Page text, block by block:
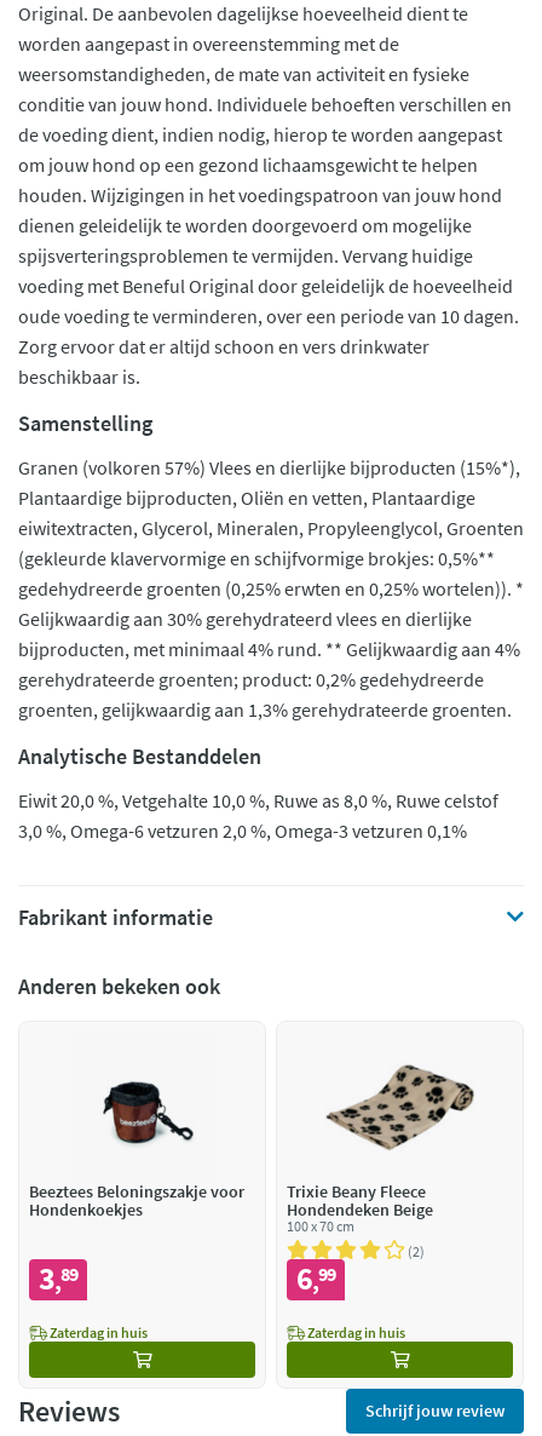
Original. De aanbevolen dagelijkse hoeveelheid dient te
worden aangepast in overeenstemming met de
weersomstandigheden, de mate van activiteit en fysieke
conditie van jouw hond. Individuele behoeften verschillen en
de voeding dient, indien nodig, hierop te worden aangepast
om jouw hond op een gezond lichaamsgewicht te helpen
houden. Wijzigingen in het voedingspatroon van jouw hond
dienen geleidelijk te worden doorgevoerd om mogelijke
spijsverteringsproblemen te vermijden. Vervang huidige
voeding met Beneful Original door geleidelijk de hoeveelheid
oude voeding te verminderen, over een periode van 10 dagen.
Zorg ervoor dat er altijd schoon en vers drinkwater
beschikbaar is.
Samenstelling
Granen (volkoren 57%) Vlees en dierlijke bijproducten (15%*),
Plantaardige bijproducten, Oliën en vetten, Plantaardige
eiwitextracten, Glycerol, Mineralen, Propyleenglycol, Groenten
(gekleurde klavervormige en schijfvormige brokjes: 0,5%**
gedehydreerde groenten (0,25% erwten en 0,25% wortelen)). *
Gelijkwaardig aan 30% gerehydrateerd vlees en dierlijke
bijproducten, met minimaal 4% rund. ** Gelijkwaardig aan 4%
gerehydrateerde groenten; product: 0,2% gedehydreerde
groenten, gelijkwaardig aan 1,3% gerehydrateerde groenten.
Analytische Bestanddelen
Eiwit 20,0 %, Vetgehalte 10,0 %, Ruwe as 8,0 %, Ruwe celstof
3,0 %, Omega-6 vetzuren 2,0 %, Omega-3 vetzuren 0,1%
Fabrikant informatie
Anderen bekeken ook
Beeztees Beloningszakje voor
Hondenkoekjes
3,89
Zaterdag in huis
Trixie Beany Fleece
Hondendeken Beige
100 x 70 cm
2
6,99
Zaterdag in huis
Reviews Schrijf jouw review